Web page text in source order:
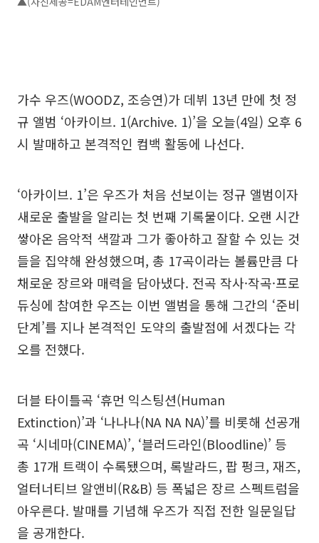
가수 우즈(WOODZ, 조승연)가 데뷔 13년 만에 첫 정
규 앨범 ‘아카이브. 1(Archive. 1)’을 오늘(4일) 오후 6
시 발매하고 본격적인 컴백 활동에 나선다.
‘아카이브. 1’은 우즈가 처음 선보이는 정규 앨범이자
새로운 출발을 알리는 첫 번째 기록물이다. 오랜 시간
쌓아온 음악적 색깔과 그가 좋아하고 잘할 수 있는 것
들을 집약해 완성했으며, 총 17곡이라는 볼륨만큼 다
채로운 장르와 매력을 담아냈다. 전곡 작사·작곡·프로
듀싱에 참여한 우즈는 이번 앨범을 통해 그간의 ‘준비
단계’를 지나 본격적인 도약의 출발점에 서겠다는 각
오를 전했다.
더블 타이틀곡 ‘휴먼 익스팅션(Human
Extinction)’과 ‘나나나(NA NA NA)’를 비롯해 선공개
곡 ‘시네마(CINEMA)’, ‘블러드라인(Bloodline)’ 등
총 17개 트랙이 수록됐으며, 록발라드, 팝 펑크, 재즈,
얼터너티브 알앤비(R&B) 등 폭넓은 장르 스펙트럼을
아우른다. 발매를 기념해 우즈가 직접 전한 일문일답
을 공개한다.